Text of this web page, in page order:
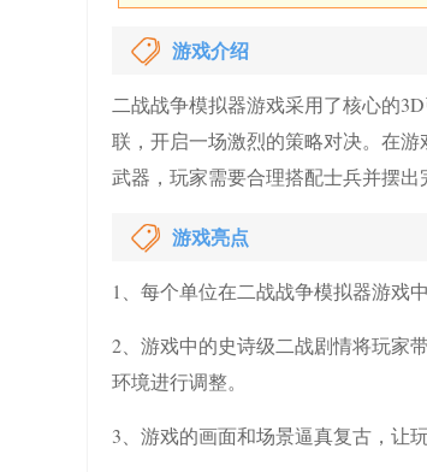
游戏介绍
二战战争模拟器游戏采用了核心的
联，开启一场激烈的策略对决。在
武器，玩家需要合理搭配士兵并摆出
游戏亮点
1、每个单位在二战战争模拟器游戏
2、游戏中的史诗级二战剧情将玩家
环境进行调整。
3、游戏的画面和场景逼真复古，让